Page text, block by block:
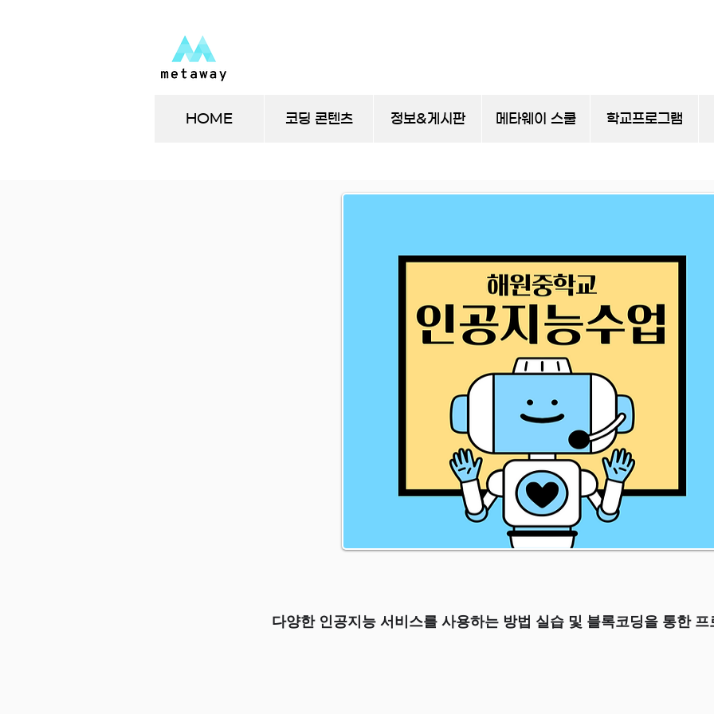
HOME 코딩 콘텐츠 정보&게시판 메타웨이 스쿨 학교프로그램
다양한 인공지능 서비스를 사용하는 방법 실습 및 블록코딩을 통한 프